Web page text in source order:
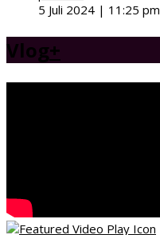
5 Juli 2024 | 11:25 pm
Vlog+